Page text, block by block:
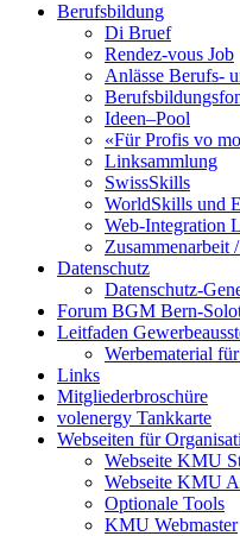
Berufsbildung
Di Bruef
Rendez-vous Job
Anlässe Berufs-
Ideen–Pool
«Für Profis vo
Linksammlung
SwissSkills
WorldSkills und
Web-Integration
Zusammenarbeit
Datenschutz
Datenschutz-
Forum BGM Bern-
Leitfaden
Werbematerial
Links
Mitgliederbroschüre
volenergy Tankkarte
Webseiten für
Webseite KMU
Webseite KMU
Optionale Tools
KMU Webmaster